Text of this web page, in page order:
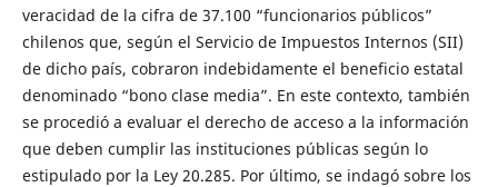
veracidad de la cifra de 37.100 “funcionarios públicos”
chilenos que, según el Servicio de Impuestos Internos (SII)
de dicho país, cobraron indebidamente el beneficio estatal
denominado “bono clase media”. En este contexto, también
se procedió a evaluar el derecho de acceso a la información
que deben cumplir las instituciones públicas según lo
estipulado por la Ley 20.285. Por último, se indagó sobre los